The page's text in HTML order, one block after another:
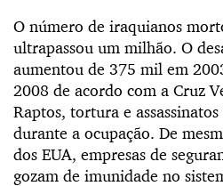
O número de iraquianos
ultrapassou um milhão. O
aumentou de 375 mil em
2008 de acordo com a Cruz
Raptos, tortura e
durante a ocupação. De
dos EUA, empresas de
gozam de imunidade no